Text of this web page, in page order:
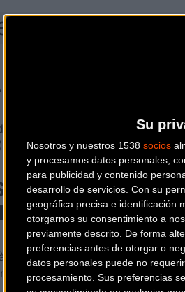
Su
Nosotros y nuestros 1538 socios
y procesamos datos personales,
para publicidad y contenido
desarrollo de servicios. Con su
geográfica precisa e identificación
otorgarnos su consentimiento a
previamente descrito. De forma
preferencias antes de otorgar o
datos personales puede no
procesamiento. Sus preferencias
84